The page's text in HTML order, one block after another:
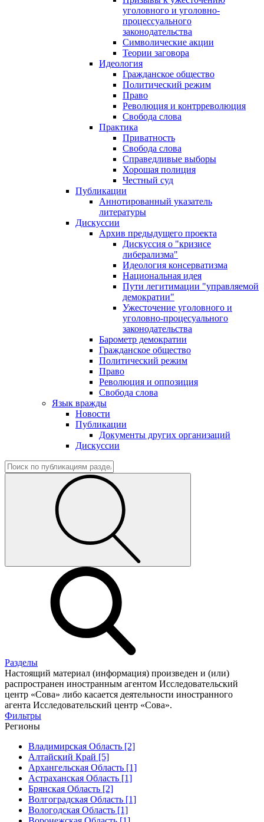
уголовного и уголовно-
процессуального
законодательства
Символические акции
Теории заговора
Идеология
Гражданское общество
Политический режим
Право
Революция и контрреволюция
Свобода слова
Практика
Приватность
Свобода слова
Справедливые выборы
Хорошая полиция
Честный суд
Публикации
Аннотированный указатель
литературы
Дискуссии
Архив предыдущего проекта
Дискуссия о "кризисе
либерализма"
Идеология консерватизма
Национальная идея
Пути легитимации "управляемой
демократии"
Ужесточение уголовного и
уголовно-процесуального
законодательства
Барометр демократии
Гражданское общество
Политический режим
Право
Революция и оппозиция
Свобода слова
Язык вражды
Новости
Публикации
Документы других организаций
Дискуссии
Разделы
Настоящий материал (информация) произведен и (или)
распространен иностранным агентом Исследовательский
центр «Сова» либо касается деятельности иностранного
агента Исследовательский центр «Сова».
Фильтры
Регионы
Владимирская Область [2]
Алтайский Край [5]
Архангельская Область [1]
Астраханская Область [1]
Брянская Область [2]
Волгоградская Область [1]
Вологодская Область [1]